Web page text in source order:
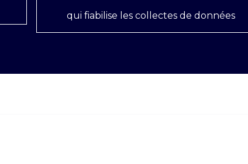
qui fiabilise les collectes de données